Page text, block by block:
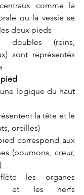
comme la
ou la vessie se
deux pieds
doubles (reins,
sont représentés
logique du haut
la tête et le
oreilles)
correspond aux
(poumons, cœur,
les organes
et les nerfs